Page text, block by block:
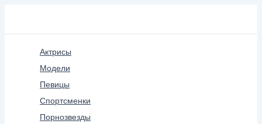
Актрисы
Модели
Певицы
Спортсменки
Порнозвезды